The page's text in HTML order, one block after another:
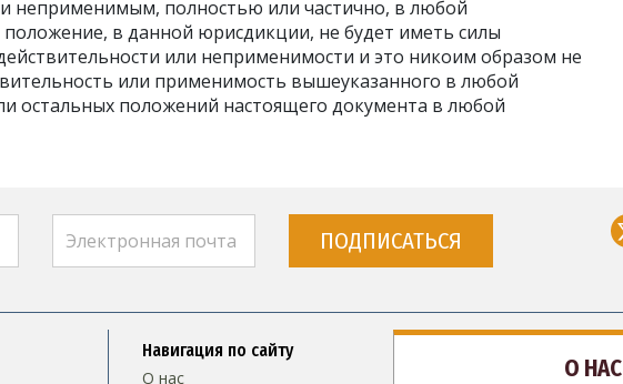
неприменимым, полностью или частично, в любой
в данной юрисдикции, не будет иметь силы
или неприменимости и это никоим образом не
или применимость вышеуказанного в любой
остальных положений настоящего документа в любой
ПОДПИСАТЬСЯ
Навигация по сайту
О нас
О НАС